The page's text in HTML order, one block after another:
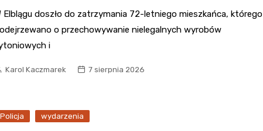
Elblągu doszło do zatrzymania 72-letniego mieszkańca, którego
o przechowywanie nielegalnych wyrobów
i
Karol Kaczmarek 7 sierpnia 2026
Policja wydarzenia